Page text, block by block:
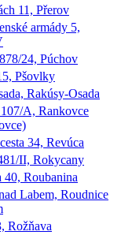
11, Přerov
armády 5,
24, Púchov
Pšovlky
Rakúsy-Osada
A, Rankovce
34, Revúca
II, Rokycany
40, Roubanina
Labem, Roudnice
Rožňava